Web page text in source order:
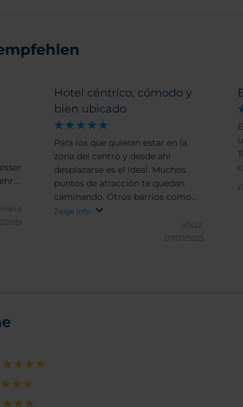
2019
Hotel céntríco, cómodo y
bien ubicado
Para los que quieran estar en la
zona del centro y desde ahi
desplazarse es el ideal. Muchos
puntos de atracción te quedan
caminando. Otros barrios como
Palermo si tienes que moverte en
cómodas, fácil acceso y bien
Zeige Info
s0s22.
07/07/2025